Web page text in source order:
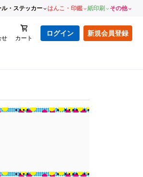
ル・ステッカー はんこ・印鑑 紙印刷 その他
せ カート
ログイン 新規会員登録